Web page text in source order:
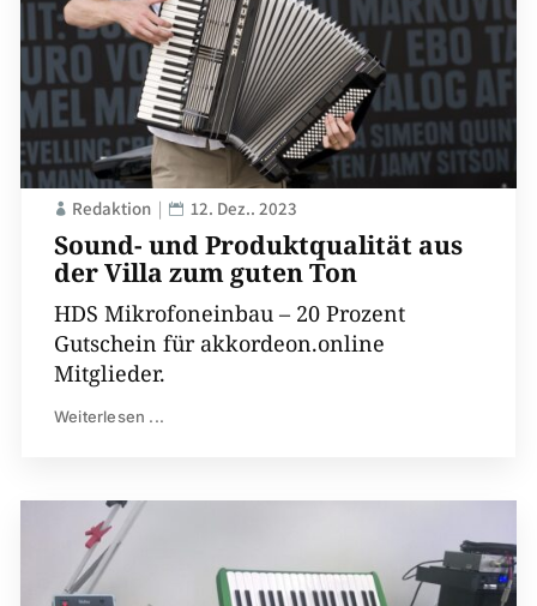
Sound- und Produktqualität aus
der Villa zum guten Ton
Redaktion 12. Dez.. 2023
HDS Mikrofoneinbau – 20 Prozent
Gutschein für akkordeon.online
Mitglieder.
Weiterlesen ...